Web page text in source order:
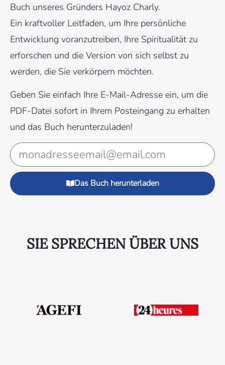
Buch unseres Gründers Hayoz Charly.
Ein kraftvoller Leitfaden, um Ihre persönliche
Entwicklung voranzutreiben, Ihre Spiritualität zu
erforschen und die Version von sich selbst zu
werden, die Sie verkörpern möchten.
Geben Sie einfach Ihre E-Mail-Adresse ein, um die
PDF-Datei sofort in Ihrem Posteingang zu erhalten
und das Buch herunterzuladen!
Das Buch herunterladen
SIE SPRECHEN ÜBER UNS